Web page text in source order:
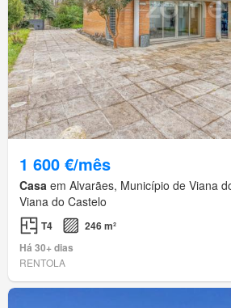
1 600 €/mês
Casa em Alvarães, Município de Viana
Viana do Castelo
T4
246 m²
Há 30+ dias
RENTOLA